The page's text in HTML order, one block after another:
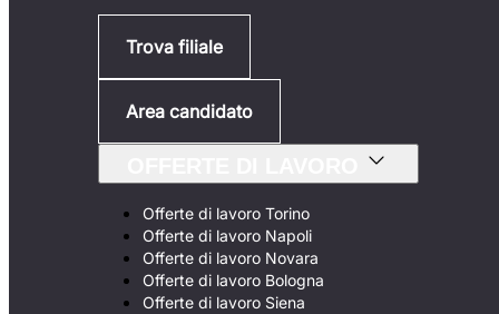
Trova filiale
Area candidato
Offerte di lavoro Torino
Offerte di lavoro Napoli
Offerte di lavoro Novara
Offerte di lavoro Bologna
Offerte di lavoro Siena